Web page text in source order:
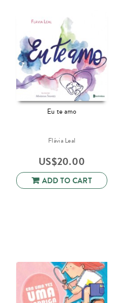
Eu te amo
Flávia Leal
US$20.00
ADD TO CART